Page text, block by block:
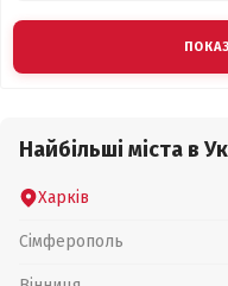
Найбільші міста в
Харків
Сімферополь